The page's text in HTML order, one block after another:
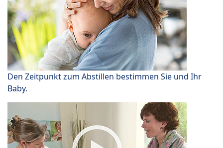
Den Zeitpunkt zum Abstillen bestimmen Sie und Ihr
Baby.